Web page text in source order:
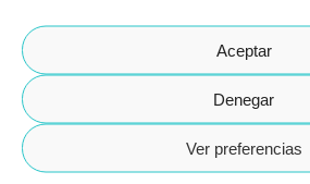
Aceptar
Denegar
Ver preferencias
Siguiendo lasbest
dentro de LCS existe la
documentar los
basándote en el modelo de
Es cierto que la